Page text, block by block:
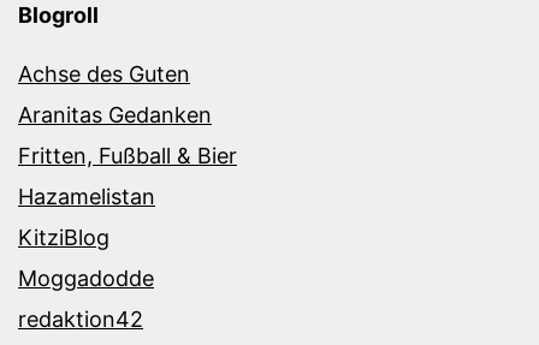
Blogroll
Achse des Guten
Aranitas Gedanken
Fritten, Fußball & Bier
Hazamelistan
KitziBlog
Moggadodde
redaktion42